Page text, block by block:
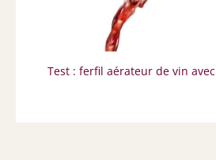
Test : ferfil aérateur de vin